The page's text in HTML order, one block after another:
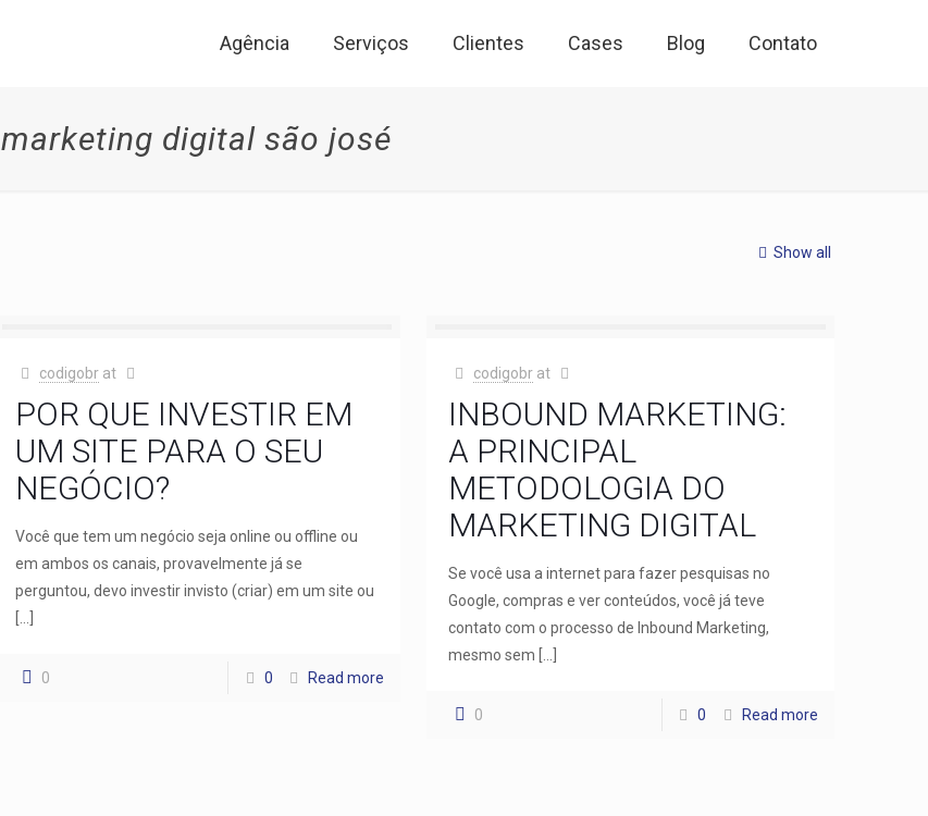
Agência Serviços Clientes Cases Blog Contato
marketing digital são josé
Show all
codigobr at
POR QUE INVESTIR EM
UM SITE PARA O SEU
NEGÓCIO?
Você que tem um negócio seja online ou offline ou
em ambos os canais, provavelmente já se
perguntou, devo investir invisto (criar) em um site ou
0 0 Read more
codigobr at
INBOUND MARKETING:
A PRINCIPAL
METODOLOGIA DO
MARKETING DIGITAL
Se você usa a internet para fazer pesquisas no
Google, compras e ver conteúdos, você já teve
contato com o processo de Inbound Marketing,
mesmo sem
0 0 Read more